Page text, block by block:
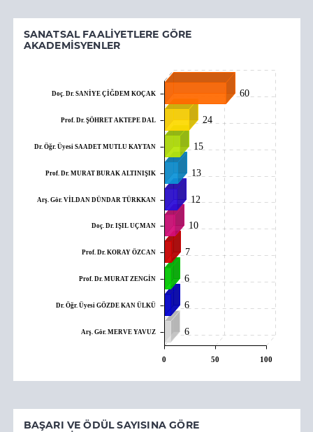
SANATSAL FAALIYETLERE GÖRE
AKADEMISYENLER
60
24
15
13
12
10
7
6
6
6
Doç. Dr. SANİYE ÇİĞDEM KOÇAK
Prof. Dr. ŞÖHRET AKTEPE DAL
Dr. Öğr. Üyesi SAADET MUTLU KAYTAN
Prof. Dr. MURAT BURAK ALTINIŞIK
Arş. Gör. VİLDAN DÜNDAR TÜRKKAN
Doç. Dr. IŞIL UÇMAN
Prof. Dr. KORAY ÖZCAN
Prof. Dr. MURAT ZENGİN
Dr. Öğr. Üyesi GÖZDE KAN ÜLKÜ
Arş. Gör. MERVE YAVUZ
0 50 100
BAŞARI VE ÖDÜL SAYISINA GÖRE